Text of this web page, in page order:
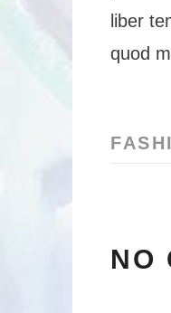
liber
quod
NO